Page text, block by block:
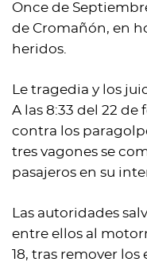
Once de
de Cromañón, en
heridos.
Le tragedia y los
A las 8:33 del 22 de
contra los
tres vagones se
pasajeros en su
Las autoridades
entre ellos al
18, tras remover